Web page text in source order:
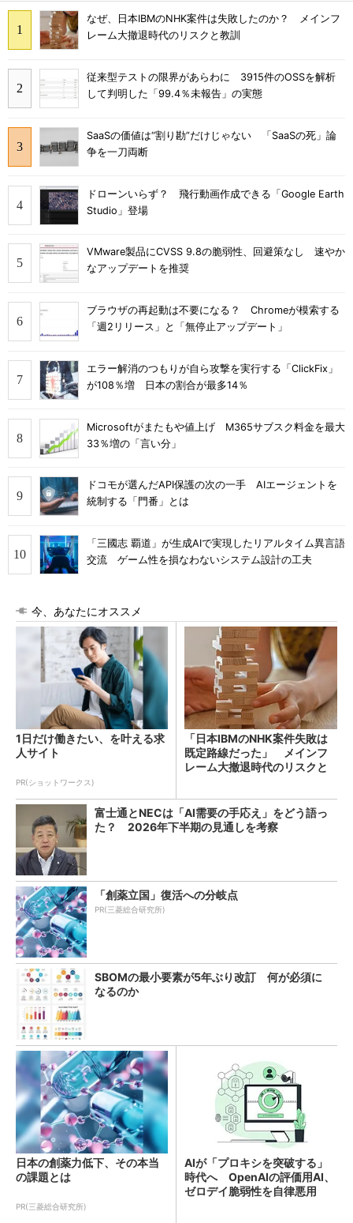
なぜ、日本IBMのNHK案件は失敗したのか？ メインフ
レーム大撤退時代のリスクと教訓
従来型テストの限界があらわに 3915件のOSSを解析
して判明した「99.4％未報告」の実態
SaaSの価値は“割り勘”だけじゃない 「SaaSの死」論
争を一刀両断
ドローンいらず？ 飛行動画作成できる「Google Earth
Studio」登場
VMware製品にCVSS 9.8の脆弱性、回避策なし 速やか
なアップデートを推奨
ブラウザの再起動は不要になる？ Chromeが模索する
「週2リリース」と「無停止アップデート」
エラー解消のつもりが自ら攻撃を実行する「ClickFix」
が108％増 日本の割合が最多14％
Microsoftがまたもや値上げ M365サブスク料金を最大
33％増の「言い分」
ドコモが選んだAPI保護の次の一手 AIエージェントを
統制する「門番」とは
「三國志 覇道」が生成AIで実現したリアルタイム異言語
交流 ゲーム性を損なわないシステム設計の工夫
今、あなたにオススメ
1日だけ働きたい、を叶える求
人サイト
PR(ショットワークス)
「日本IBMのNHK案件失敗は
既定路線だった」 メインフ
レーム大撤退時代のリスクと
富士通とNECは「AI需要の手応え」をどう語っ
た？ 2026年下半期の見通しを考察
「創薬立国」復活への分岐点
PR(三菱総合研究所)
SBOMの最小要素が5年ぶり改訂 何が必須に
なるのか
日本の創薬力低下、その本当
の課題とは
PR(三菱総合研究所)
AIが「プロキシを突破する」
時代へ OpenAIの評価用AI、
ゼロデイ脆弱性を自律悪用